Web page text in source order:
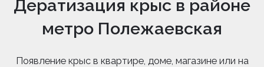
Дератизация крыс в районе
метро Полежаевская
Появление крыс в квартире, доме, магазине или на